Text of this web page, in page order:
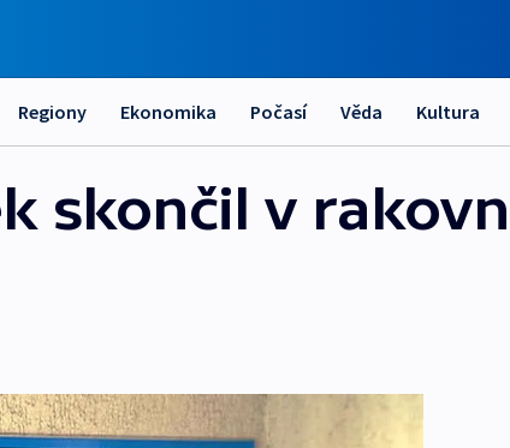
Regiony Ekonomika Počasí Věda Kultura
skončil v